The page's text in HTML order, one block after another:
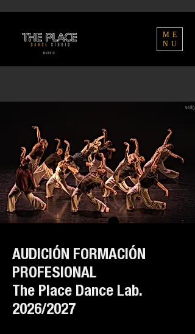
ME
NU
AUDICIÓN FORMACIÓN
PROFESIONAL
The Place Dance Lab.
2026/2027